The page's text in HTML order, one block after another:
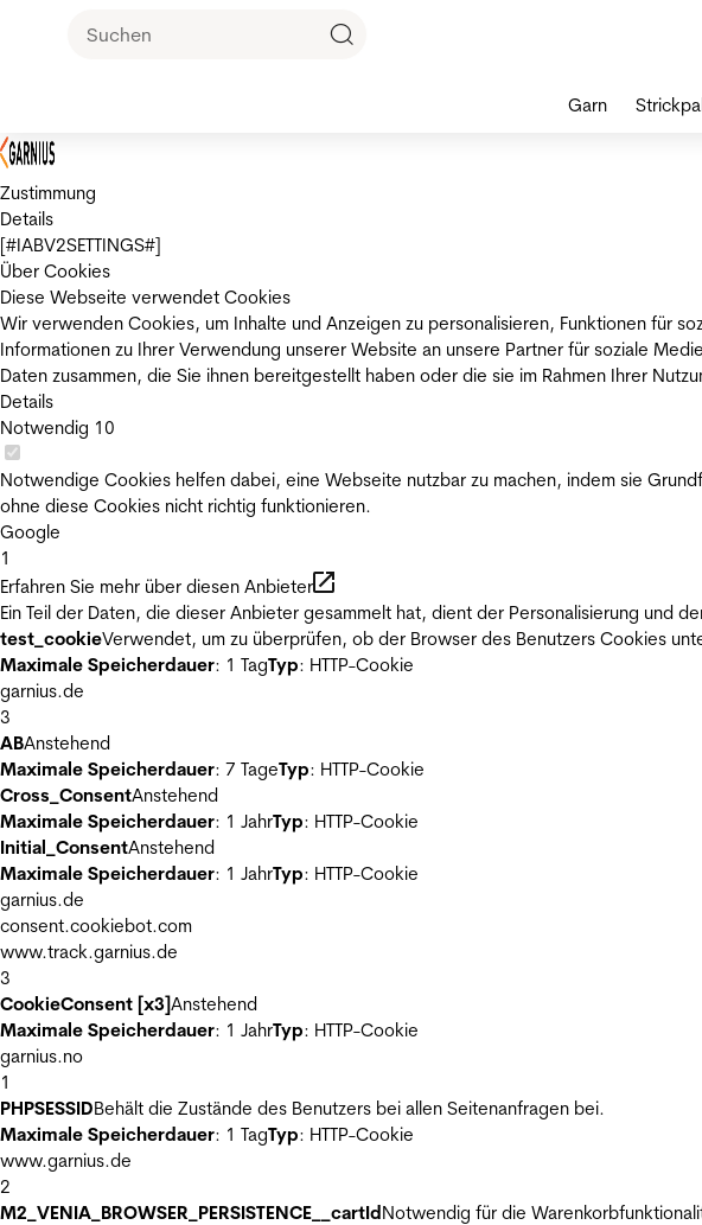
Zustimmung
Details
[#IABV2SETTINGS#]
Über Cookies
Diese Webseite verwendet Cookies
Wir verwenden Cookies, um Inhalte und Anzeigen zu personalisieren, Funktionen für
Informationen zu Ihrer Verwendung unserer Website an unsere Partner für soziale
Daten zusammen, die Sie ihnen bereitgestellt haben oder die sie im Rahmen Ihrer
Details
Notwendig 10
Notwendige Cookies helfen dabei, eine Webseite nutzbar zu machen, indem sie
ohne diese Cookies nicht richtig funktionieren.
Google
1
Erfahren Sie mehr über diesen Anbieter
Ein Teil der Daten, die dieser Anbieter gesammelt hat, dient der Personalisierung und
test_cookieVerwendet, um zu überprüfen, ob der Browser des Benutzers Cookies
Maximale Speicherdauer: 1 TagTyp: HTTP-Cookie
garnius.de
3
ABAnstehend
Maximale Speicherdauer: 7 TageTyp: HTTP-Cookie
Cross_ConsentAnstehend
Maximale Speicherdauer: 1 JahrTyp: HTTP-Cookie
Initial_ConsentAnstehend
Maximale Speicherdauer: 1 JahrTyp: HTTP-Cookie
garnius.de
consent.cookiebot.com
www.track.garnius.de
3
CookieConsent [x3]Anstehend
Maximale Speicherdauer: 1 JahrTyp: HTTP-Cookie
garnius.no
1
PHPSESSIDBehält die Zustände des Benutzers bei allen Seitenanfragen bei.
Maximale Speicherdauer: 1 TagTyp: HTTP-Cookie
www.garnius.de
2
M2_VENIA_BROWSER_PERSISTENCE__cartIdNotwendig für die
Garn